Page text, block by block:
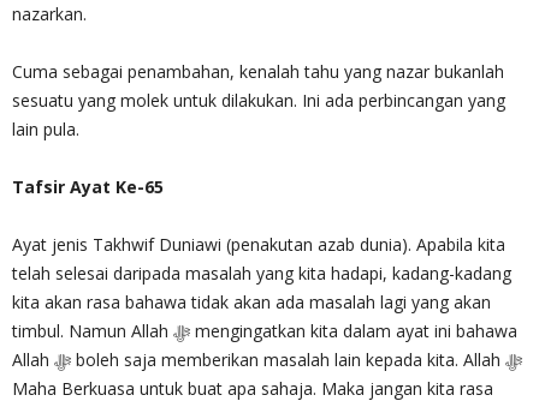
nazarkan.
Cuma sebagai penambahan, kenalah tahu yang nazar bukanlah
sesuatu yang molek untuk dilakukan. Ini ada perbincangan yang
lain pula.
Tafsir Ayat Ke-65
Ayat jenis Takhwif Duniawi (penakutan azab dunia). Apabila kita
telah selesai daripada masalah yang kita hadapi, kadang-kadang
kita akan rasa bahawa tidak akan ada masalah lagi yang akan
timbul. Namun Allah ‎ﷻ mengingatkan kita dalam ayat ini bahawa
Allah ‎ﷻ boleh saja memberikan masalah lain kepada kita. Allah‎ ﷻ
Maha Berkuasa untuk buat apa sahaja. Maka jangan kita rasa